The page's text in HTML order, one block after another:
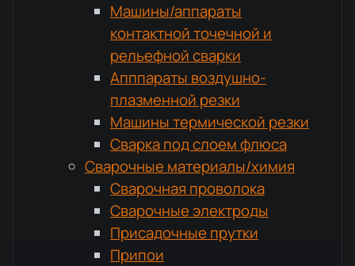
Машины/аппараты
контактной точечной и
рельефной сварки
Апппараты воздушно-
плазменной резки
Машины термической резки
Сварка под слоем флюса
Сварочные материалы/химия
Сварочная проволока
Сварочные электроды
Присадочные прутки
Припои